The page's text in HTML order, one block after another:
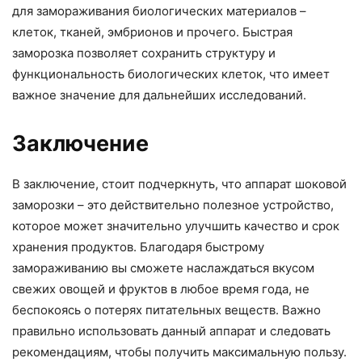
для замораживания биологических материалов –
клеток, тканей, эмбрионов и прочего. Быстрая
заморозка позволяет сохранить структуру и
функциональность биологических клеток, что имеет
важное значение для дальнейших исследований.
Заключение
В заключение, стоит подчеркнуть, что аппарат шоковой
заморозки – это действительно полезное устройство,
которое может значительно улучшить качество и срок
хранения продуктов. Благодаря быстрому
замораживанию вы сможете наслаждаться вкусом
свежих овощей и фруктов в любое время года, не
беспокоясь о потерях питательных веществ. Важно
правильно использовать данный аппарат и следовать
рекомендациям, чтобы получить максимальную пользу.